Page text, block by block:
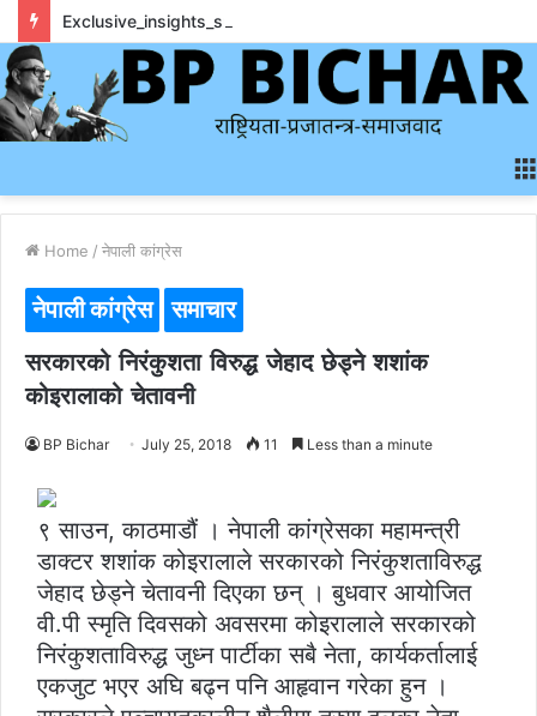
Home / नेपाली कांग्रेस
नेपाली कांग्रेस समाचार
सरकारको निरंकुशता विरुद्ध जेहाद छेड्ने शशांक
कोइरालाको चेतावनी
BP Bichar July 25, 2018 11 Less than a minute
९ साउन, काठमाडौं । नेपाली कांग्रेसका महामन्त्री
डाक्टर शशांक कोइरालाले सरकारको निरंकुशताविरुद्ध
जेहाद छेड्ने चेतावनी दिएका छन् । बुधवार आयोजित
वी.पी स्मृति दिवसको अवसरमा कोइरालाले सरकारको
निरंकुशताविरुद्ध जुध्न पार्टीका सबै नेता, कार्यकर्तालाई
एकजुट भएर अघि बढ्न पनि आहृवान गरेका हुन ।